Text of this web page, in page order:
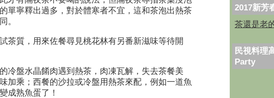
單寧釋出過多，對於體寒者不宜，這和茶泡出熱茶
。
茶質，用來佐餐尋見桃花林有另番新滋味等待開
冷盤水晶餚肉遇到熱茶，肉凍瓦解，失去茶餐美
加乘；西餐的沙拉或冷盤用熱茶來配，例如一道魚
成熟魚蛋了！
2017新芳
茶還是老
民視料理
Party